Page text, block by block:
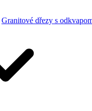
Granitové dřezy s